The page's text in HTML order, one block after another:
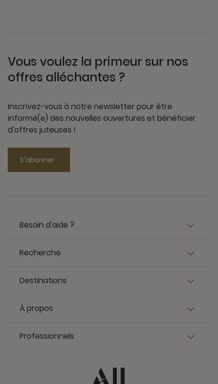
Vous voulez la primeur sur nos
offres alléchantes ?
Inscrivez-vous à notre newsletter pour être
informé(e) des nouvelles ouvertures et bénéficier
d'offres juteuses !
S'abonner
Besoin d'aide ?
Recherche
Destinations
À propos
Professionnels